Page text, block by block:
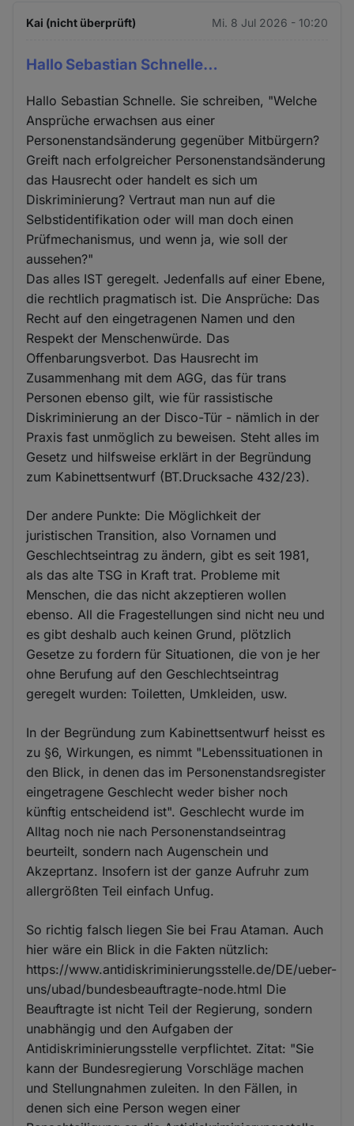
Kai (nicht überprüft) Mi. 8 Jul 2026 - 10:20
Hallo Sebastian Schnelle…
Hallo Sebastian Schnelle. Sie schreiben, "Welche
Ansprüche erwachsen aus einer
Personenstandsänderung gegenüber Mitbürgern?
Greift nach erfolgreicher Personenstandsänderung
das Hausrecht oder handelt es sich um
Diskriminierung? Vertraut man nun auf die
Selbstidentifikation oder will man doch einen
Prüfmechanismus, und wenn ja, wie soll der
aussehen?"
Das alles IST geregelt. Jedenfalls auf einer Ebene,
die rechtlich pragmatisch ist. Die Ansprüche: Das
Recht auf den eingetragenen Namen und den
Respekt der Menschenwürde. Das
Offenbarungsverbot. Das Hausrecht im
Zusammenhang mit dem AGG, das für trans
Personen ebenso gilt, wie für rassistische
Diskriminierung an der Disco-Tür - nämlich in der
Praxis fast unmöglich zu beweisen. Steht alles im
Gesetz und hilfsweise erklärt in der Begründung
zum Kabinettsentwurf (BT.Drucksache 432/23).
Der andere Punkte: Die Möglichkeit der
juristischen Transition, also Vornamen und
Geschlechtseintrag zu ändern, gibt es seit 1981,
als das alte TSG in Kraft trat. Probleme mit
Menschen, die das nicht akzeptieren wollen
ebenso. All die Fragestellungen sind nicht neu und
es gibt deshalb auch keinen Grund, plötzlich
Gesetze zu fordern für Situationen, die von je her
ohne Berufung auf den Geschlechtseintrag
geregelt wurden: Toiletten, Umkleiden, usw.
In der Begründung zum Kabinettsentwurf heisst es
zu §6, Wirkungen, es nimmt "Lebenssituationen in
den Blick, in denen das im Personenstandsregister
eingetragene Geschlecht weder bisher noch
künftig entscheidend ist". Geschlecht wurde im
Alltag noch nie nach Personenstandseintrag
beurteilt, sondern nach Augenschein und
Akzeprtanz. Insofern ist der ganze Aufruhr zum
allergrößten Teil einfach Unfug.
So richtig falsch liegen Sie bei Frau Ataman. Auch
hier wäre ein Blick in die Fakten nützlich:
https://www.antidiskriminierungsstelle.de/DE/ueber-
uns/ubad/bundesbeauftragte-node.html Die
Beauftragte ist nicht Teil der Regierung, sondern
unabhängig und den Aufgaben der
Antidiskriminierungsstelle verpflichtet. Zitat: "Sie
kann der Bundesregierung Vorschläge machen
und Stellungnahmen zuleiten. In den Fällen, in
denen sich eine Person wegen einer